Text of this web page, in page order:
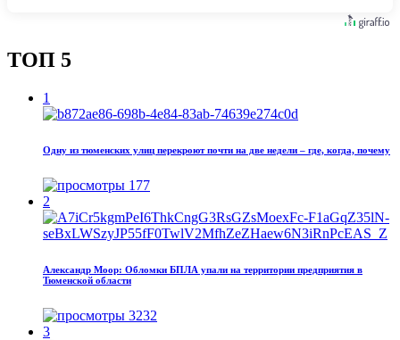
ТОП 5
1
Одну из тюменских улиц перекроют почти на две недели – где, когда, почему
177
2
Александр Моор: Обломки БПЛА упали на территории предприятия в
Тюменской области
3232
3